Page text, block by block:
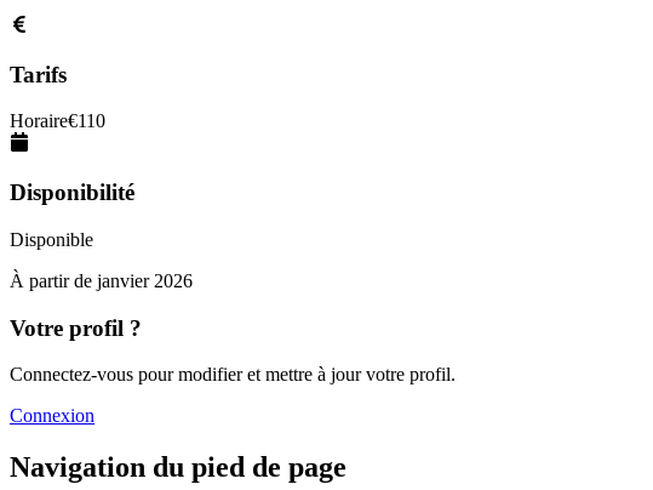
Tarifs
Horaire€110
Disponibilité
Disponible
À partir de janvier 2026
Votre profil ?
Connectez-vous pour modifier et mettre à jour votre profil.
Connexion
Navigation du pied de page